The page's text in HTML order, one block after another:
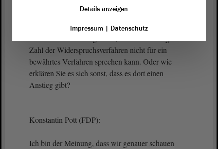
als ich über die Hinweise des Sozialverbandes
sprach. Deswegen möchte ich Sie gern fragen, ob
Zahl der Widerspruchsverfahren nicht für ein
bewährtes Verfahren sprechen kann. Oder wie
erklären Sie es sich sonst, dass es dort einen
Anstieg gibt?
Konstantin Pott (FDP):
Ich bin der Meinung, dass wir genauer schauen
Details anzeigen
Impressum| Datenschutz